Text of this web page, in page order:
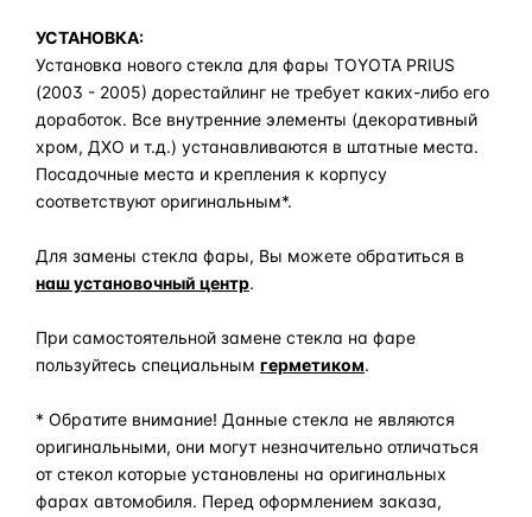
УСТАНОВКА:
Установка нового стекла для фары TOYOTA PRIUS
(2003 - 2005) дорестайлинг не требует каких-либо его
доработок. Все внутренние элементы (декоративный
хром, ДХО и т.д.) устанавливаются в штатные места.
Посадочные места и крепления к корпусу
соответствуют оригинальным*.
Для замены стекла фары, Вы можете обратиться в
наш установочный центр.
При самостоятельной замене стекла на фаре
пользуйтесь специальным герметиком.
* Обратите внимание! Данные стекла не являются
оригинальными, они могут незначительно отличаться
от стекол которые установлены на оригинальных
фарах автомобиля. Перед оформлением заказа,